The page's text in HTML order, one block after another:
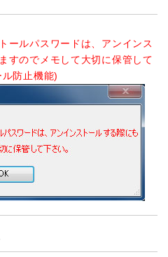
ールパスワードは、アンインス
すのでメモして大切に保管して
防止機能)